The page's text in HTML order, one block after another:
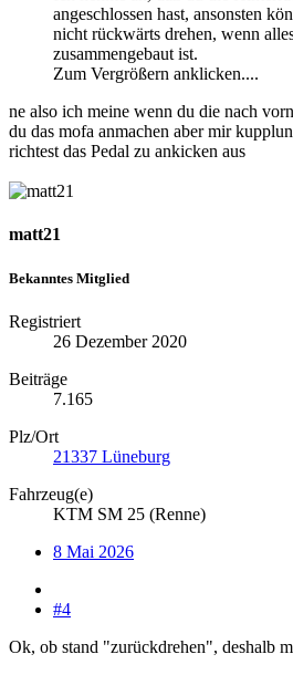
angeschlossen hast, ansonsten
nicht rückwärts drehen, wenn
zusammengebaut ist.
Zum Vergrößern anklicken....
ne also ich meine wenn du die nach
du das mofa anmachen aber mir
richtest das Pedal zu ankicken aus
matt21
Bekanntes Mitglied
Registriert
26 Dezember 2020
Beiträge
7.165
Plz/Ort
21337 Lüneburg
Fahrzeug(e)
KTM SM 25 (Renne)
8 Mai 2026
#4
Ok, ob stand "zurückdrehen", deshalb